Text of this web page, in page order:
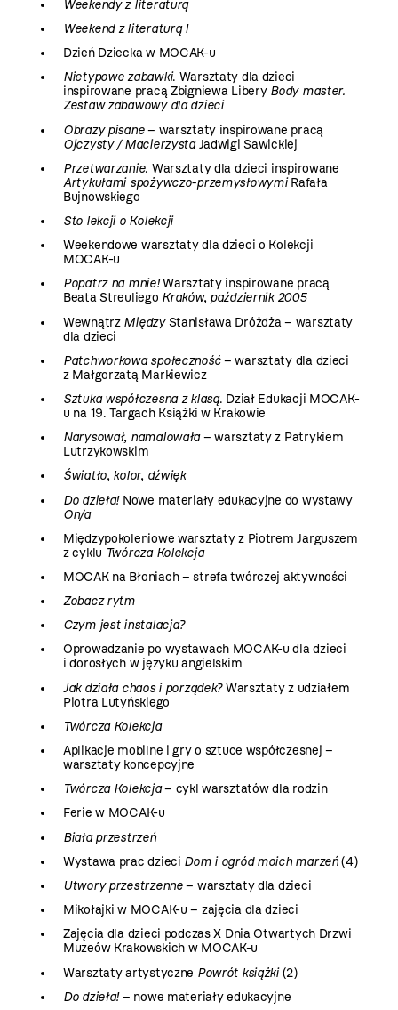
Weekendy z literaturą
Weekend z literaturą I
Dzień Dziecka w MOCAK-u
Nietypowe zabawki. Warsztaty dla dzieci
inspirowane pracą Zbigniewa Libery Body master.
Zestaw zabawowy dla dzieci
Obrazy pisane– warsztaty inspirowane pracą
Ojczysty / MacierzystaJadwigi Sawickiej
Przetwarzanie. Warsztaty dla dzieci inspirowane
Artykułami spożywczo-przemysłowymiRafała
Bujnowskiego
Sto lekcji o Kolekcji
Weekendowe warsztaty dla dzieci o Kolekcji
MOCAK-u
Popatrz na mnie!Warsztaty inspirowane pracą
Beata Streuliego Kraków, październik 2005
Wewnątrz MiędzyStanisława Dróżdża – warsztaty
dla dzieci
Patchworkowa społeczność– warsztaty dla dzieci
z Małgorzatą Markiewicz
Sztuka współczesna z klasą. Dział Edukacji MOCAK-
u na 19. Targach Książki w Krakowie
Narysował, namalowała– warsztaty z Patrykiem
Lutrzykowskim
Światło, kolor, dźwięk
Do dzieła!Nowe materiały edukacyjne do wystawy
On/a
Międzypokoleniowe warsztaty z Piotrem Jarguszem
z cyklu Twórcza Kolekcja
MOCAK na Błoniach – strefa twórczej aktywności
Zobacz rytm
Czym jest instalacja?
Oprowadzanie po wystawach MOCAK-u dla dzieci
i dorosłych w języku angielskim
Jak działa chaos i porządek?Warsztaty z udziałem
Piotra Lutyńskiego
Twórcza Kolekcja
Aplikacje mobilne i gry o sztuce współczesnej –
warsztaty koncepcyjne
Twórcza Kolekcja– cykl warsztatów dla rodzin
Ferie w MOCAK-u
Biała przestrzeń
Wystawa prac dzieci Dom i ogród moich marzeń(4)
Utwory przestrzenne– warsztaty dla dzieci
Mikołajki w MOCAK-u – zajęcia dla dzieci
Zajęcia dla dzieci podczas X Dnia Otwartych Drzwi
Muzeów Krakowskich w MOCAK-u
Warsztaty artystyczne Powrót książki(2)
Do dzieła!– nowe materiały edukacyjne